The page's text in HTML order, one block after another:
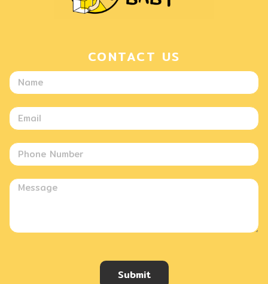
CONTACT US
Submit